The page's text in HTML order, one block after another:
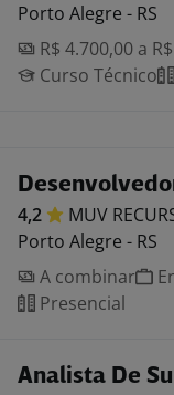
Porto Alegre - RS
R$ 4.700,00 a
Curso Técnico
4,2 MUV
Porto Alegre - RS
A combinar
Presencial
Analista De